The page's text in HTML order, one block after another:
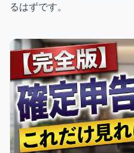
るはずです。